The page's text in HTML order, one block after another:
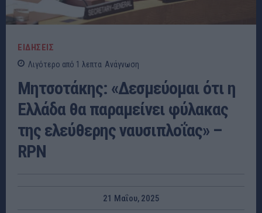
ΕΙΔΗΣΕΙΣ
Λιγότερο από 1 λεπτα Ανάγνωση
Μητσοτάκης: «Δεσμεύομαι ότι η
Ελλάδα θα παραμείνει φύλακας
της ελεύθερης ναυσιπλοΐας» –
RPN
21 Μαΐου, 2025